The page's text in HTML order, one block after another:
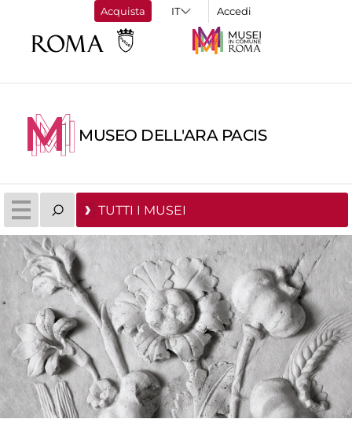
Acquista Accedi
MUSEO DELL'ARA PACIS
TUTTI I MUSEI